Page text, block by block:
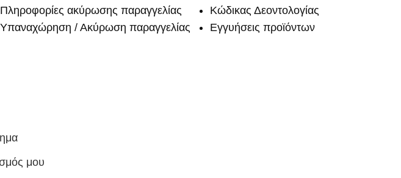
Πληροφορίες ακύρωσης παραγγελίας
Υπαναχώρηση / Ακύρωση παραγγελίας
Κώδικας Δεοντολογίας
Εγγυήσεις προϊόντων
μου